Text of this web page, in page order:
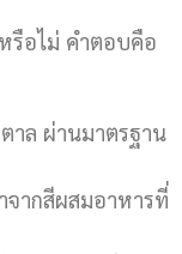
รือไม่ คำตอบคือ
าล ผ่านมาตรฐาน
จากสีผสมอาหารที่